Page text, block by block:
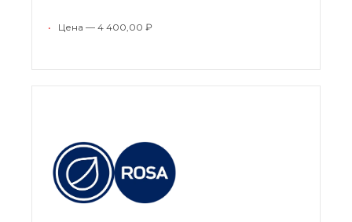
партию лицензий одного наименования по
согласованию.
• Цена — 4 400,00 ₽